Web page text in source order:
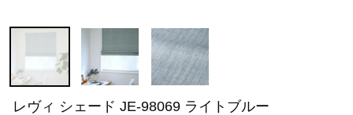
レヴィ シェード JE-98069 ライトブルー